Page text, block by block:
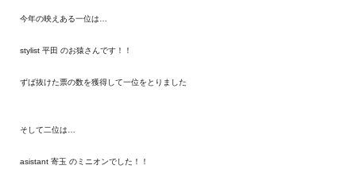
今年の映えある一位は…
stylist 平田 のお猿さんです！！
ずば抜けた票の数を獲得して一位をとりました
そして二位は…
asistant 寄玉 のミニオンでした！！